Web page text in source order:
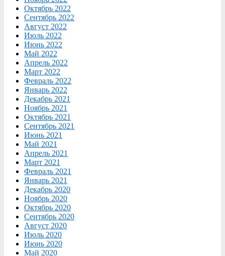
Октябрь 2022
Сентябрь 2022
Август 2022
Июль 2022
Июнь 2022
Май 2022
Апрель 2022
Март 2022
Февраль 2022
Январь 2022
Декабрь 2021
Ноябрь 2021
Октябрь 2021
Сентябрь 2021
Июнь 2021
Май 2021
Апрель 2021
Март 2021
Февраль 2021
Январь 2021
Декабрь 2020
Ноябрь 2020
Октябрь 2020
Сентябрь 2020
Август 2020
Июль 2020
Июнь 2020
Май 2020